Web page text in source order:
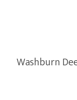
Washburn